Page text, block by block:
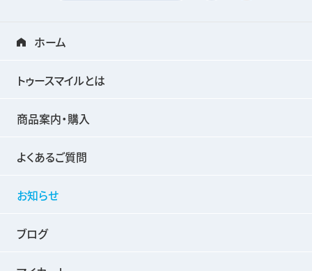
ホーム
トゥースマイルとは
商品案内・購入
よくあるご質問
お知らせ
ブログ